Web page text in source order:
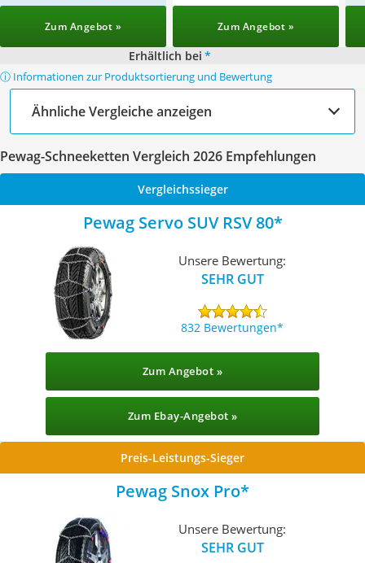
Zum Angebot » Zum Angebot »
Erhältlich bei *
ⓘ Informationen zur Produktsortierung und Bewertung
Ähnliche Vergleiche anzeigen
Pewag-Schneeketten Vergleich 2026 Empfehlungen
Vergleichssieger
Pewag Servo SUV RSV 80
Unsere Bewertung:
SEHR GUT
832 Bewertungen
Zum Angebot »
Zum Ebay-Angebot »
Preis-Leistungs-Sieger
Pewag Snox Pro
Unsere Bewertung:
SEHR GUT